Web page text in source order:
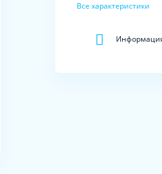
Все характеристики